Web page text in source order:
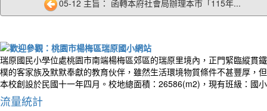
and
05-12 主旨： 函轉本府社會局辦理本市「115年...
瑞原國民小學位處桃園市南端楊梅區郊區的瑞原里境內，正門緊臨縱貫
樸的客家族及默默奉獻的教育伙伴，雖然生活環境物質條件不甚豐厚，
本校創設於民國十一年四月。校地總面積：26586(m2)，現有班級：國
流量統計